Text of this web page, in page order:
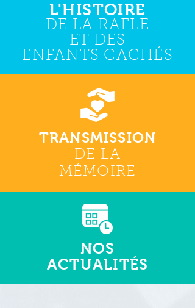
L'HISTOIRE
DE LA RAFLE
ET DES
ENFANTS CACHÉS
TRANSMISSION
DE LA
MÉMOIRE
NOS
ACTUALITÉS